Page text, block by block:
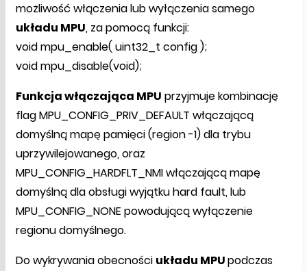
możliwość włączenia lub wyłączenia samego
układu MPU, za pomocą funkcji:
void mpu_enable( uint32_t config );
void mpu_disable(void);
Funkcja włączająca MPU przyjmuje kombinację
flag MPU_CONFIG_PRIV_DEFAULT włączającą
domyślną mapę pamięci (region -1) dla trybu
uprzywilejowanego, oraz
MPU_CONFIG_HARDFLT_NMI włączającą mapę
domyślną dla obsługi wyjątku hard fault, lub
MPU_CONFIG_NONE powodującą wyłączenie
regionu domyślnego.
Do wykrywania obecności układu MPUpodczas